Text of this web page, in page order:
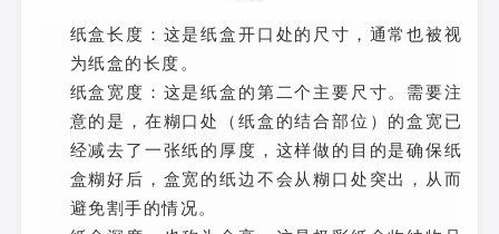
纸盒长度：这是纸盒开口处的尺寸，通常也被视
为纸盒的长度。
纸盒宽度：这是纸盒的第二个主要尺寸。需要注
意的是，在糊口处（纸盒的结合部位）的盒宽已
经减去了一张纸的厚度，这样做的目的是确保纸
盒糊好后，盒宽的纸边不会从糊口处突出，从而
避免割手的情况。